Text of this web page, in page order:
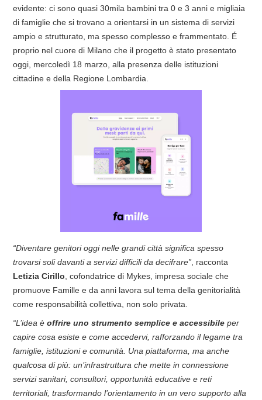
evidente: ci sono quasi 30mila bambini tra 0 e 3 anni e migliaia
di famiglie che si trovano a orientarsi in un sistema di servizi
ampio e strutturato, ma spesso complesso e frammentato. É
proprio nel cuore di Milano che il progetto è stato presentato
oggi, mercoledì 18 marzo, alla presenza delle istituzioni
cittadine e della Regione Lombardia.
“Diventare genitori oggi nelle grandi città significa spesso
trovarsi soli davanti a servizi difficili da decifrare” , racconta
Letizia Cirillo , cofondatrice di Mykes, impresa sociale che
promuove Famille e da anni lavora sul tema della genitorialità
come responsabilità collettiva, non solo privata.
“L’idea è offrire uno strumento semplice e accessibile per
capire cosa esiste e come accedervi, rafforzando il legame tra
famiglie, istituzioni e comunità. Una piattaforma, ma anche
qualcosa di più: un’infrastruttura che mette in connessione
servizi sanitari, consultori, opportunità educative e reti
territoriali, trasformando l’orientamento in un vero supporto alla